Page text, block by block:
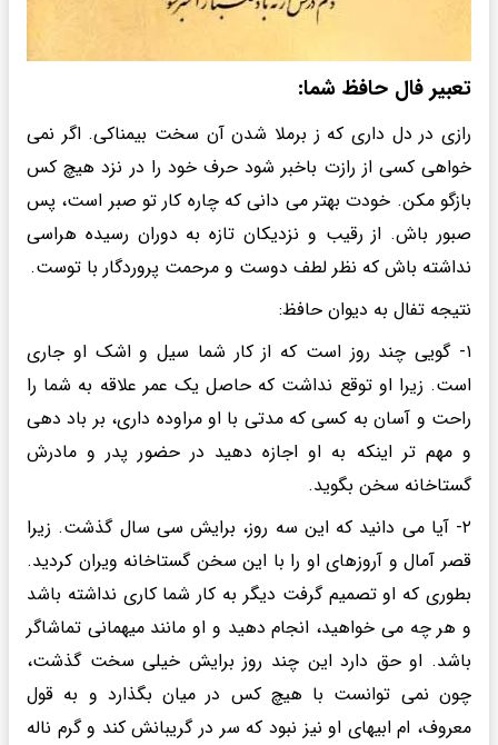
تعبیر فال حافظ شما:
رازی در دل داری که ز برملا شدن آن سخت بیمناکی. اگر نمی
خواهی کسی از رازت باخبر شود حرف خود را در نزد هیچ کس
بازگو مکن. خودت بهتر می دانی که چاره کار تو صبر است، پس
صبور باش. از رقیب و نزدیکان تازه به دوران رسیده هراسی
نداشته باش که نظر لطف دوست و مرحمت پروردگار با توست.
نتیجه تفال به دیوان حافظ:
۱- گویی چند روز است که از کار شما سیل و اشک او جاری
است. زیرا او توقع نداشت که حاصل یک عمر علاقه به شما را
راحت و آسان به کسی که مدتی با او مراوده داری، بر باد دهی
و مهم تر اینکه به او اجازه دهید در حضور پدر و مادرش
گستاخانه سخن بگوید.
۲- آیا می دانید که این سه روز، برایش سی سال گذشت. زیرا
قصر آمال و آروزهای او را با این سخن گستاخانه ویران کردید.
بطوری که او تصمیم گرفت دیگر به کار شما کاری نداشته باشد
و هر چه می خواهید، انجام دهید و او مانند میهمانی تماشاگر
باشد. او حق دارد این چند روز برایش خیلی سخت گذشت،
چون نمی توانست با هیچ کس در میان بگذارد و به قول
معروف، ام ابیهای او نیز نبود که سر در گریبانش کند و گرم ناله